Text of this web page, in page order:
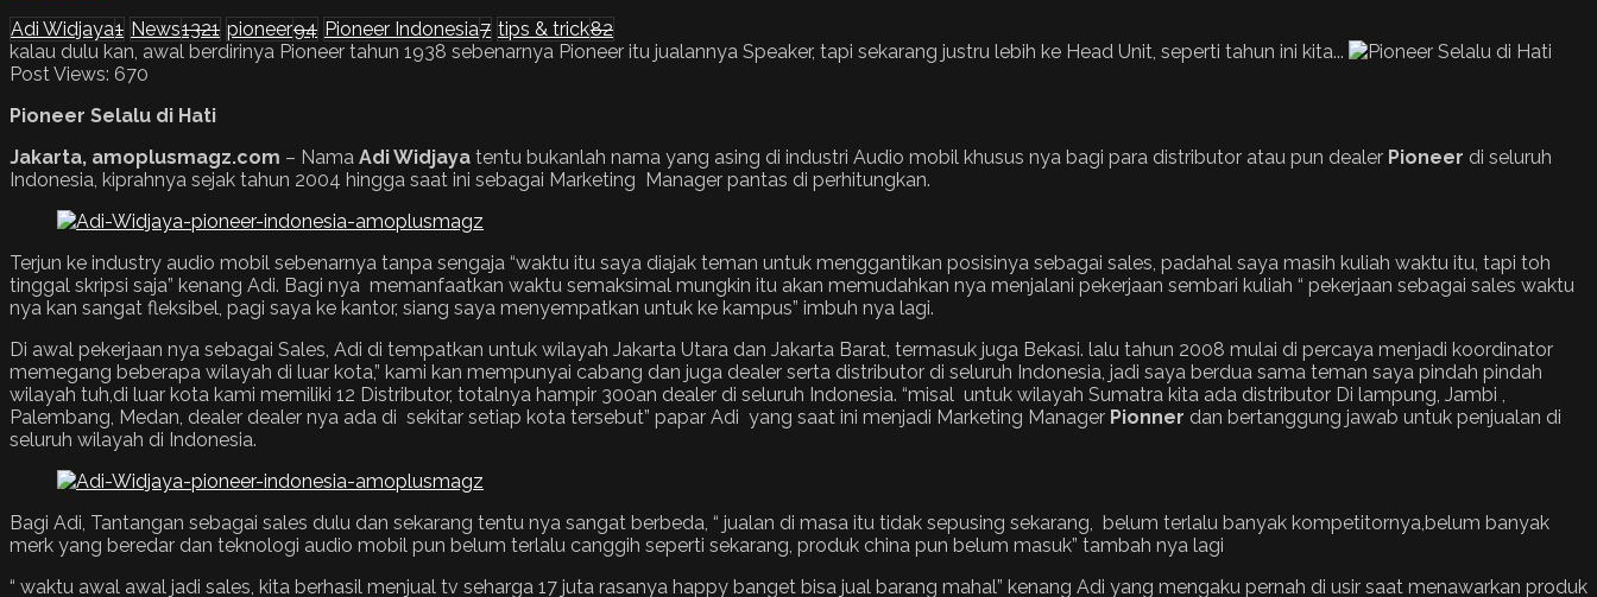
Adi Widjaya1 News1321 pioneer94 Pioneer Indonesia7 tips & trick82
kalau dulu kan, awal berdirinya Pioneer tahun 1938 sebenarnya Pioneer itu jualannya Speaker, tapi sekarang justru lebih ke Head Unit, seperti tahun ini kita...
Post Views: 670
Pioneer Selalu di Hati
Jakarta, amoplusmagz.com – Nama Adi Widjaya tentu bukanlah nama yang asing di industri Audio mobil khusus nya bagi para distributor atau pun dealer Pioneer di seluruh
Indonesia, kiprahnya sejak tahun 2004 hingga saat ini sebagai Marketing Manager pantas di perhitungkan.
Terjun ke industry audio mobil sebenarnya tanpa sengaja “waktu itu saya diajak teman untuk menggantikan posisinya sebagai sales, padahal saya masih kuliah waktu itu, tapi toh
tinggal skripsi saja” kenang Adi. Bagi nya memanfaatkan waktu semaksimal mungkin itu akan memudahkan nya menjalani pekerjaan sembari kuliah “ pekerjaan sebagai sales waktu
nya kan sangat fleksibel, pagi saya ke kantor, siang saya menyempatkan untuk ke kampus” imbuh nya lagi.
Di awal pekerjaan nya sebagai Sales, Adi di tempatkan untuk wilayah Jakarta Utara dan Jakarta Barat, termasuk juga Bekasi. lalu tahun 2008 mulai di percaya menjadi koordinator
memegang beberapa wilayah di luar kota,” kami kan mempunyai cabang dan juga dealer serta distributor di seluruh Indonesia, jadi saya berdua sama teman saya pindah pindah
wilayah tuh,di luar kota kami memiliki 12 Distributor, totalnya hampir 300an dealer di seluruh Indonesia. “misal untuk wilayah Sumatra kita ada distributor Di lampung, Jambi ,
Palembang, Medan, dealer dealer nya ada di sekitar setiap kota tersebut” papar Adi yang saat ini menjadi Marketing Manager Pionner dan bertanggung jawab untuk penjualan di
seluruh wilayah di Indonesia.
Bagi Adi, Tantangan sebagai sales dulu dan sekarang tentu nya sangat berbeda, “ jualan di masa itu tidak sepusing sekarang, belum terlalu banyak kompetitornya,belum banyak
merk yang beredar dan teknologi audio mobil pun belum terlalu canggih seperti sekarang, produk china pun belum masuk” tambah nya lagi
“ waktu awal awal jadi sales, kita berhasil menjual tv seharga 17 juta rasanya happy banget bisa jual barang mahal” kenang Adi yang mengaku pernah di usir saat menawarkan produk